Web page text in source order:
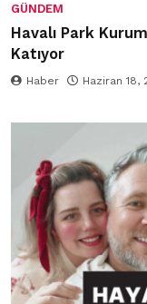
GÜNDEM
Havalı Park
Katıyor
Haber Haziran 18,